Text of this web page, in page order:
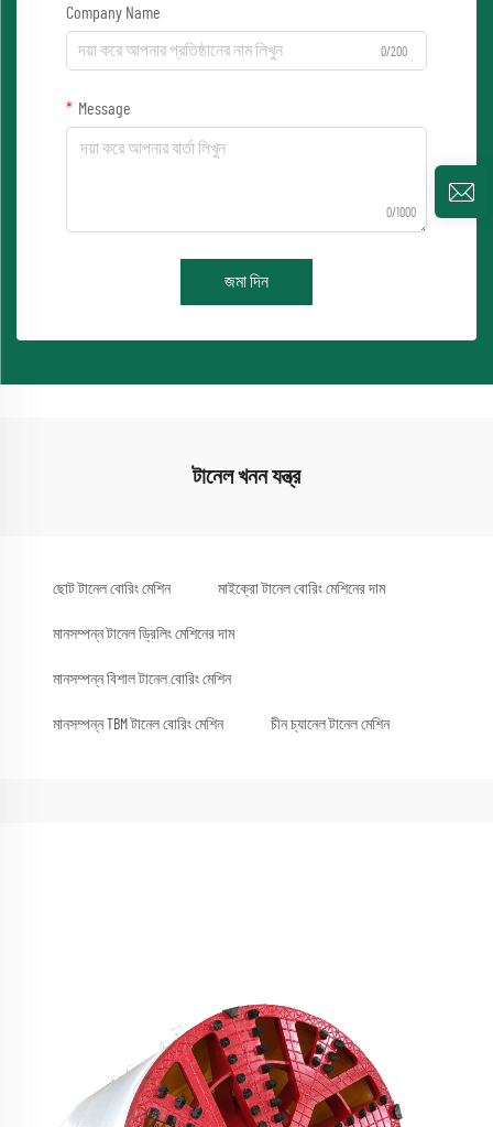
Company Name
0/200
Message
0/1000
জমা দিন
টানেল খনন যন্ত্র
ছোট টানেল বোরিং মেশিন মাইক্রো টানেল বোরিং মেশিনের দাম
মানসম্পন্ন টানেল ড্রিলিং মেশিনের দাম
মানসম্পন্ন বিশাল টানেল বোরিং মেশিন
মানসম্পন্ন TBM টানেল বোরিং মেশিন চীন চ্যানেল টানেল মেশিন